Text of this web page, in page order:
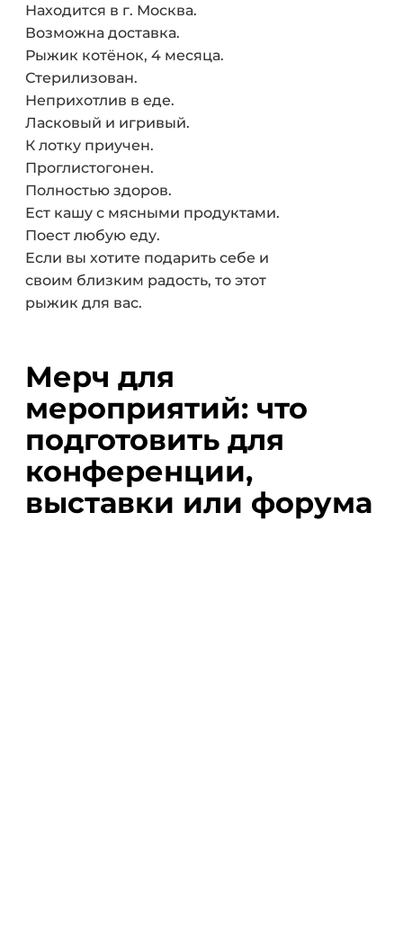
Находится в г. Москва.
Возможна доставка.
Рыжик котёнок, 4 месяца.
Стерилизован.
Неприхотлив в еде.
Ласковый и игривый.
К лотку приучен.
Проглистогонен.
Полностью здоров.
Ест кашу с мясными продуктами.
Поест любую еду.
Если вы хотите подарить себе и
своим близким радость, то этот
рыжик для вас.
Мерч для
мероприятий: что
подготовить для
конференции,
выставки или форума